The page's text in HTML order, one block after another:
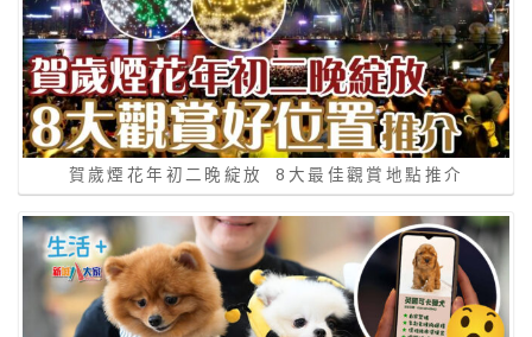
賀歲煙花年初二晚綻放 8大最佳觀賞地點推介